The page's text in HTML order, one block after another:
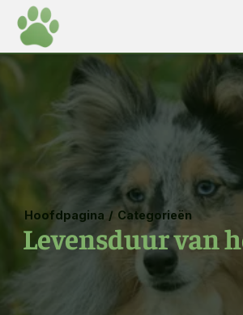
Hoofdpagina / Categorieën
Levensduur van